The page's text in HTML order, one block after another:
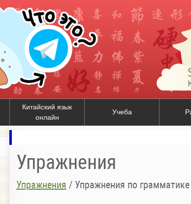
Китайский язык
онлайн
Учеба
Упражнения
Упражнения / Упражнения по